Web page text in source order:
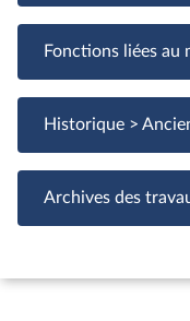
Fonctions liées au
Fonctions
Historique >
Archives des